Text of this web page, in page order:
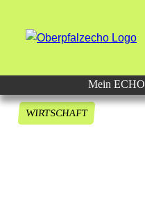
Mein ECHO
WIRTSCHAFT